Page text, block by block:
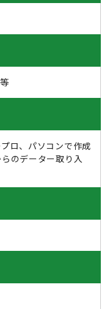
ロ、パソコンで作成
のデーター取り入